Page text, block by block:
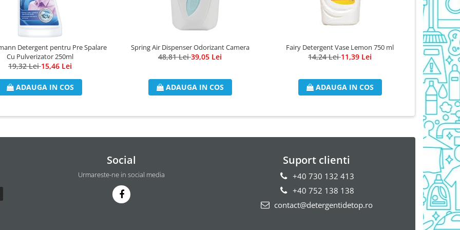
Detergent pentru Pre Spalare
Cu Pulverizator 250ml
19,32 Lei15,46 Lei
ADAUGA IN COS
Spring Air Dispenser Odorizant Camera
48,81 Lei39,05 Lei
ADAUGA IN COS
Fairy Detergent Vase Lemon 750 ml
14,24 Lei11,39 Lei
ADAUGA IN COS
Triumf
Social
Urmareste-ne in social media
Suport clienti
+40 730 132 413
+40 752 138 138
contact@detergentidetop.ro